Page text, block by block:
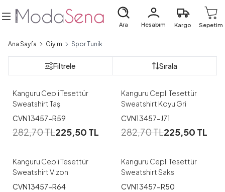
Ara Hesabım Kargo Sepetim
Ana Sayfa Giyim Spor Tunik
Filtrele Sırala
Kanguru Cepli Tesettür
Sweatshirt Taş
CVN13457-R59
282,70TL225,50 TL
Kanguru Cepli Tesettür
Sweatshirt Koyu Gri
CVN13457-J71
282,70TL225,50 TL
Kanguru Cepli Tesettür
Sweatshirt Vizon
CVN13457-R64
Kanguru Cepli Tesettür
Sweatshirt Saks
CVN13457-R50